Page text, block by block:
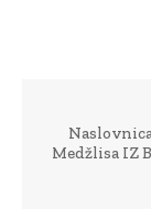
Medžlisa IZ